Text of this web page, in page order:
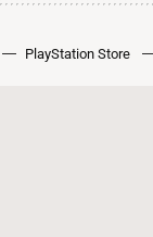
PlayStation Store